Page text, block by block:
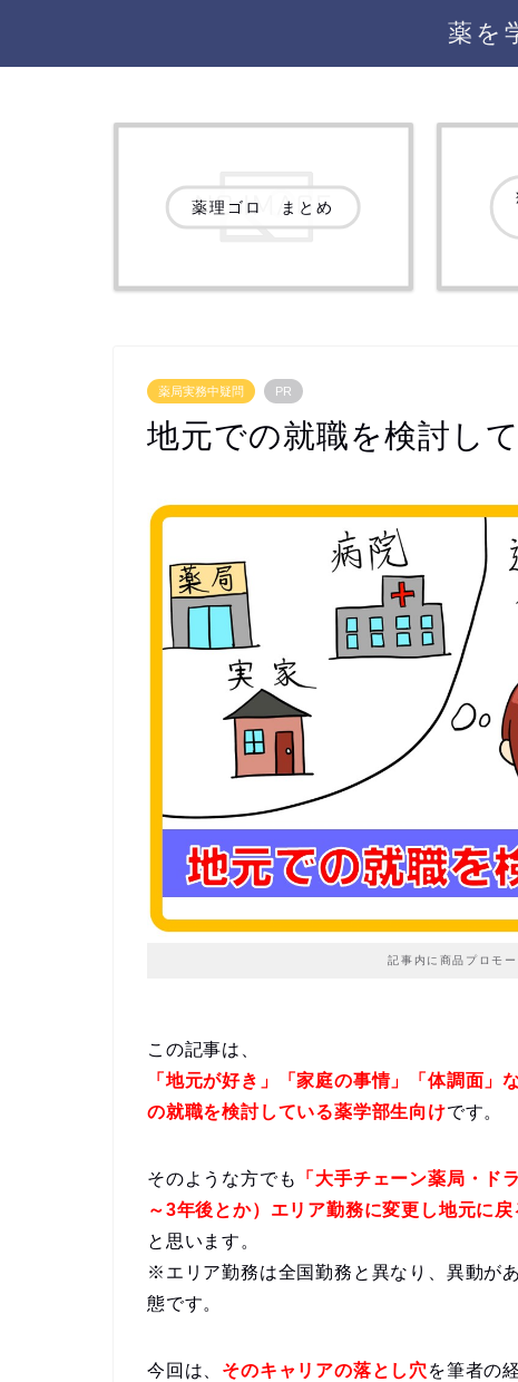
薬を
薬理ゴロ まとめ
薬局実務中疑問 PR
地元での就職を検討し
記事内に商品プロモ
この記事は、
「地元が好き」「家庭の事情」「体調面
の就職を検討している薬学部生向けです。
そのような方でも
「大手チェーン薬局・ド
～3年後とか）エリア勤務に変更し地元に戻
と思います。
※エリア勤務は全国勤務と異なり、異動が
態です。
今回は、 そのキャリアの落とし穴を筆者の